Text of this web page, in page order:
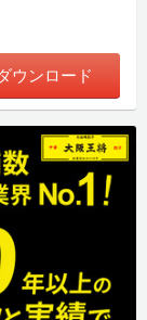
ウンロード